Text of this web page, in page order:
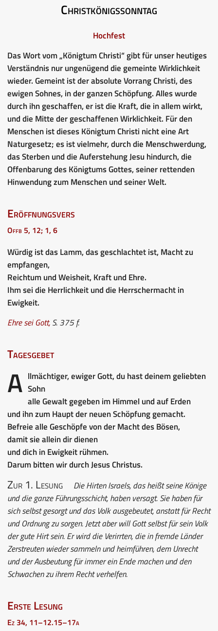
Christkönigssonntag
Hochfest
Das Wort vom „Königtum Christi“ gibt für unser heutiges
Verständnis nur ungenügend die gemeinte Wirklichkeit
wieder. Gemeint ist der absolute Vorrang Christi, des
ewigen Sohnes, in der ganzen Schöpfung. Alles wurde
durch ihn geschaffen, er ist die Kraft, die in allem wirkt,
und die Mitte der geschaffenen Wirklichkeit. Für den
Menschen ist dieses Königtum Christi nicht eine Art
Naturgesetz; es ist vielmehr, durch die Menschwerdung,
das Sterben und die Auferstehung Jesu hindurch, die
Offenbarung des Königtums Gottes, seiner rettenden
Hinwendung zum Menschen und seiner Welt.
Eröffnungsvers
Offb 5, 12; 1, 6
Würdig ist das Lamm, das geschlachtet ist, Macht zu
empfangen,
Reichtum und Weisheit, Kraft und Ehre.
Ihm sei die Herrlichkeit und die Herrschermacht in
Ewigkeit.
Ehre sei Gott,S. 375 f.
Tagesgebet
A llmächtiger, ewiger Gott, du hast deinem geliebten
Sohn
alle Gewalt gegeben im Himmel und auf Erden
und ihn zum Haupt der neuen Schöpfung gemacht.
Befreie alle Geschöpfe von der Macht des Bösen,
damit sie allein dir dienen
und dich in Ewigkeit rühmen.
Darum bitten wir durch Jesus Christus.
Zur 1. Lesung
Die Hirten Israels, das heißt seine Könige
und die ganze Führungsschicht, haben versagt. Sie haben für
sich selbst gesorgt und das Volk ausgebeutet, anstatt für Recht
und Ordnung zu sorgen. Jetzt aber will Gott selbst für sein Volk
der gute Hirt sein. Er wird die Verirrten, die in fremde Länder
Zerstreuten wieder sammeln und heimführen, dem Unrecht
und der Ausbeutung für immer ein Ende machen und den
Schwachen zu ihrem Recht verhelfen.
Erste Lesung
Ez 34, 11–12.15–17a